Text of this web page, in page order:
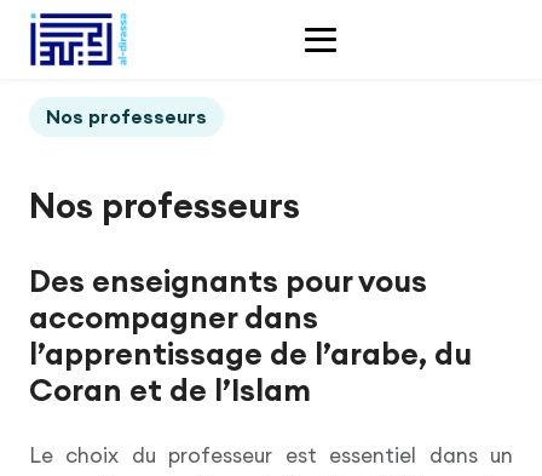
Nos professeurs
Nos professeurs
Des enseignants pour vous
accompagner dans
l’apprentissage de l’arabe, du
Coran et de l’Islam
Le choix du professeur est essentiel dans un